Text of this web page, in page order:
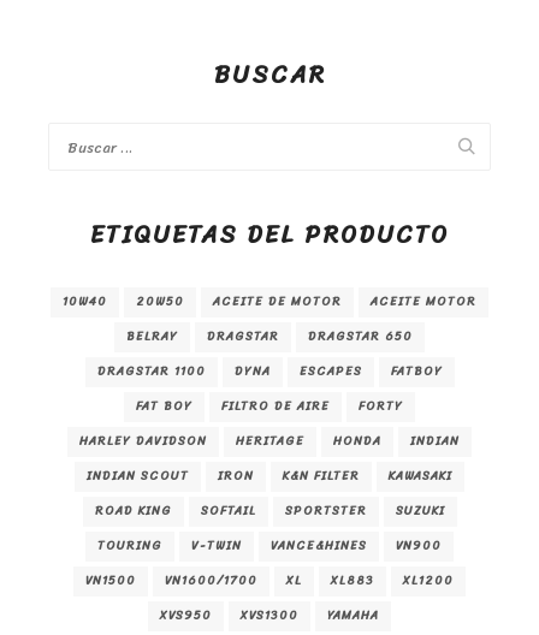
BUSCAR
ETIQUETAS DEL PRODUCTO
10W40 20W50 ACEITE DE MOTOR
ACEITE MOTOR
BELRAY
DRAGSTAR
DRAGSTAR 650
DRAGSTAR 1100
DYNA ESCAPES
FATBOY
FAT BOY
FILTRO DE AIRE
FORTY
HARLEY DAVIDSON
HERITAGE HONDA
INDIAN
INDIAN SCOUT
IRON K&N FILTER
KAWASAKI
ROAD KING
SOFTAIL SPORTSTER
SUZUKI
TOURING
V-TWIN VANCE&HINES
VN900
VN1500
VN1600/1700 XL XL883
XL1200
XVS950
XVS1300 YAMAHA